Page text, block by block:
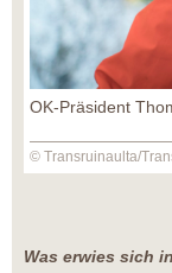
OK-Präsident
© Transruinaulta/
Was erwies sich